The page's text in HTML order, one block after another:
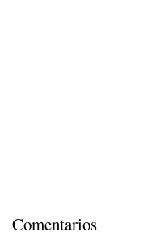
Comentarios